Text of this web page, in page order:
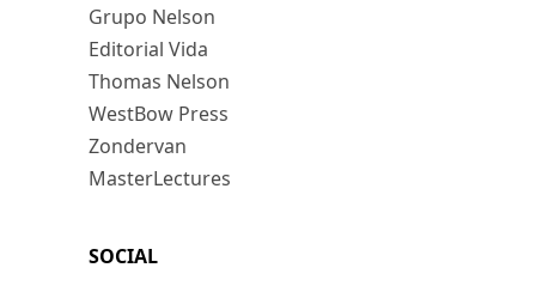
Grupo Nelson
Editorial Vida
Thomas Nelson
WestBow Press
Zondervan
MasterLectures
SOCIAL